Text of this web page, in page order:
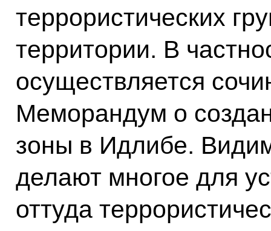
террористических
территории. В
осуществляется
Меморандум о
зоны в Идлибе.
делают многое для
оттуда